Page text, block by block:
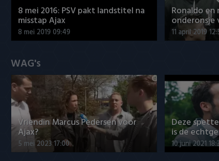
8 mei 2016: PSV pakt landstitel na
misstap Ajax
8 mei 2019 09:49
Ronaldo
onderonsje
11 april 2019
WAG's
Vriendin Marcus Pedersen voor
Ajax?
5 mei 2023 17:00
Deze
is de
10 juni 2021